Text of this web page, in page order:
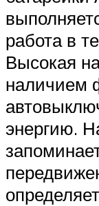
работа в
Высокая
наличием
энергию.